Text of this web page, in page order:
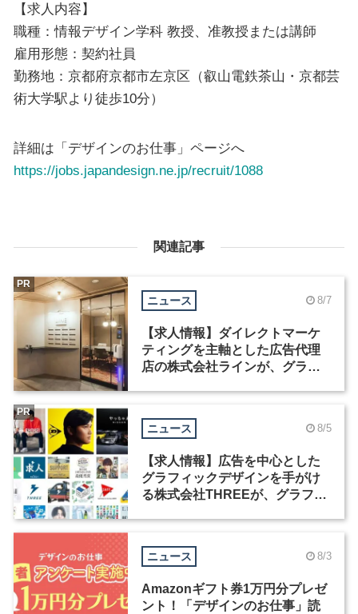
【求人内容】
職種：情報デザイン学科 教授、准教授または講師
雇用形態：契約社員
勤務地：京都府京都市左京区（叡山電鉄茶山・京都芸
術大学駅より徒歩10分）
詳細は「デザインのお仕事」ページへ
https://jobs.japandesign.ne.jp/recruit/1088
関連記事
ニュース 8/7
【求人情報】ダイレクトマーケ
ティングを主軸とした広告代理
店の株式会社ラインが、グラフ
PR
ニュース 8/5
【求人情報】広告を中心とした
グラフィックデザインを手がけ
る株式会社THREEが、グラフィ
PR
ニュース 8/3
Amazonギフト券1万円分プレゼ
ント！「デザインのお仕事」読